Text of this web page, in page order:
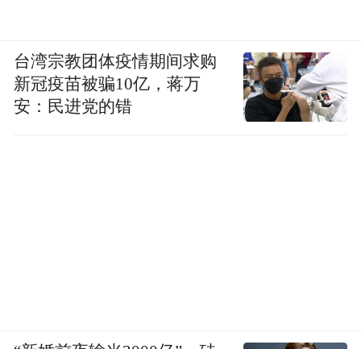
台湾宗教团体疫情期间求购
新冠疫苗被骗10亿，蒋万
安：民进党的错